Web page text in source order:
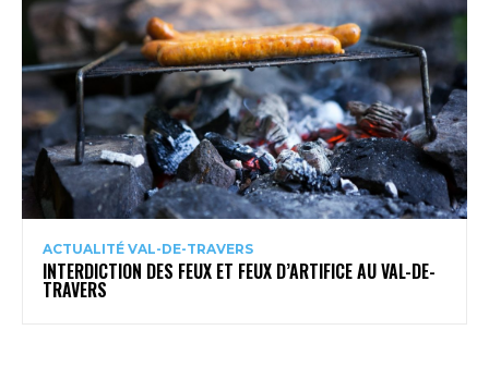
ACTUALITÉ VAL-DE-TRAVERS
INTERDICTION DES FEUX ET FEUX D’ARTIFICE AU VAL-DE-
TRAVERS